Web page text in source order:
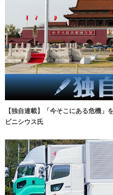
【独自連載】「今そこにある危機
ビニシウス氏